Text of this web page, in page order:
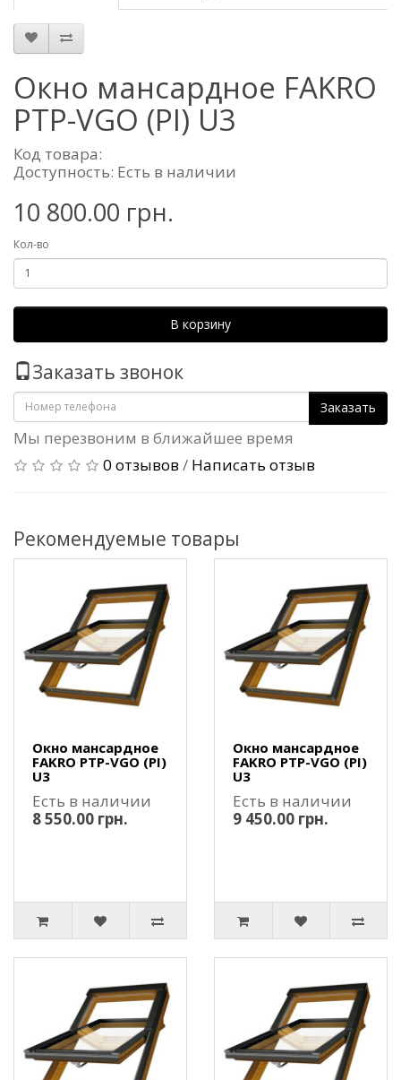
Окно мансардное FAKRO
PTP-VGO (PI) U3
Код товара:
Доступность: Есть в наличии
10 800.00 грн.
Кол-во
В корзину
Заказать звонок
Заказать
Мы перезвоним в ближайшее время
0 отзывов / Написать отзыв
Рекомендуемые товары
Окно мансардное
FAKRO PTP-VGO (PI)
U3
Есть в наличии
8 550.00 грн.
Окно мансардное
FAKRO PTP-VGO (PI)
U3
Есть в наличии
9 450.00 грн.